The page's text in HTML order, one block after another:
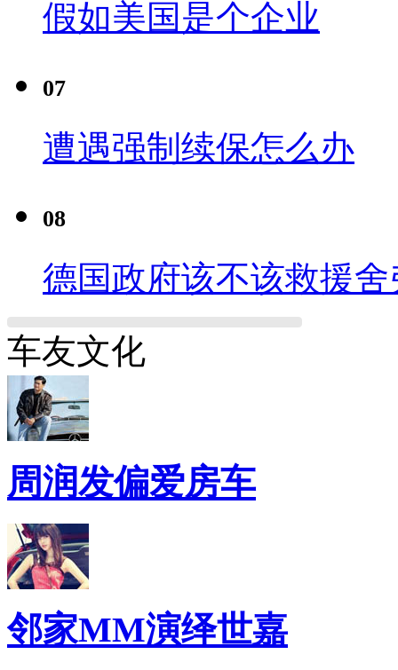
假如美国是个企业
07
遭遇强制续保怎么办
08
德国政府该不该救援舍
车友文化
周润发偏爱房车
邻家MM演绎世嘉